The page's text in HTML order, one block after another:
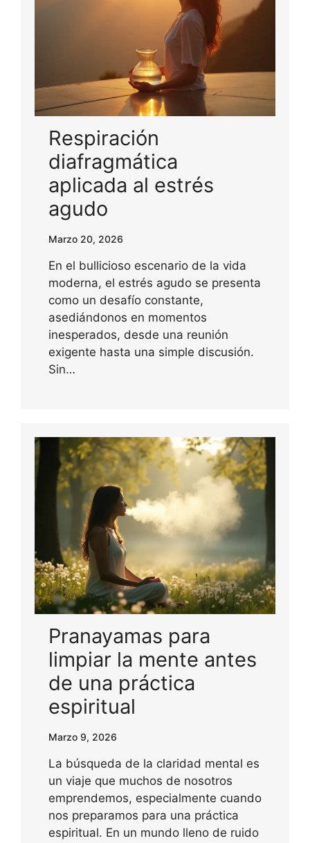
Respiración
diafragmática
aplicada al estrés
agudo
Marzo 20, 2026
En el bullicioso escenario de la vida
moderna, el estrés agudo se presenta
como un desafío constante,
asediándonos en momentos
inesperados, desde una reunión
exigente hasta una simple discusión.
Sin…
Pranayamas para
limpiar la mente antes
de una práctica
espiritual
Marzo 9, 2026
La búsqueda de la claridad mental es
un viaje que muchos de nosotros
emprendemos, especialmente cuando
nos preparamos para una práctica
espiritual. En un mundo lleno de ruido